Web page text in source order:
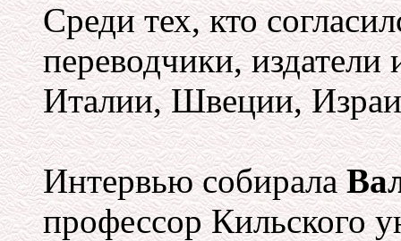
Среди тех, кто
переводчики,
Италии, Швеции,
Интервью собирала
профессор Кильского